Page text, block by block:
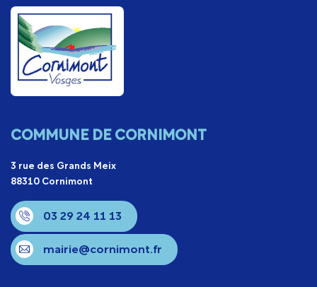
COMMUNE DE CORNIMONT
3 rue des Grands Meix
88310 Cornimont
03 29 24 11 13
mairie@cornimont.fr